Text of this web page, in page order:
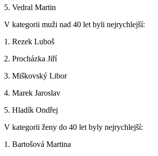
5. Vedral Martin
V kategorii muži nad 40 let byli nejrychlejší:
1. Rezek Luboš
2. Procházka Jiří
3. Miškovský Libor
4. Marek Jaroslav
5. Hladík Ondřej
V kategorii ženy do 40 let byly nejrychlejší:
1. Bartošová Martina